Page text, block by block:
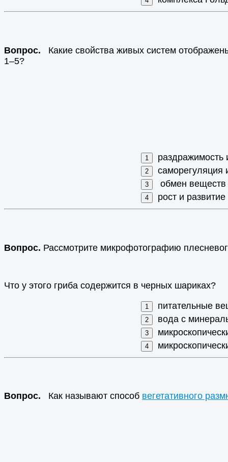
Вопрос. Какие свойства живых систем
1–5?
раздражимость
саморегуляция
обмен
рост и развитие
Вопрос. Рассмотрите микрофотографию
Что у этого гриба содержится в черных шариках?
питательные
вода с
Вопрос. Как называют способ вегетативного